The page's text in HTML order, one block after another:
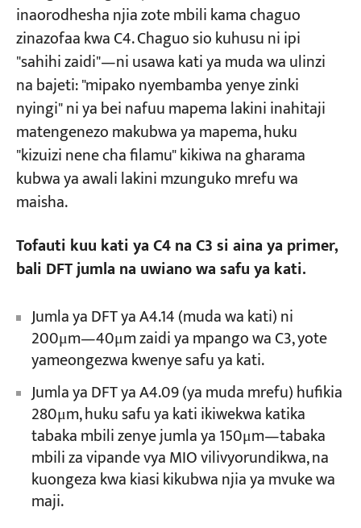
inaorodhesha njia zote mbili kama chaguo
zinazofaa kwa C4. Chaguo sio kuhusu ni ipi
"sahihi zaidi"—ni usawa kati ya muda wa ulinzi
na bajeti: "mipako nyembamba yenye zinki
nyingi" ni ya bei nafuu mapema lakini inahitaji
matengenezo makubwa ya mapema, huku
"kizuizi nene cha filamu" kikiwa na gharama
kubwa ya awali lakini mzunguko mrefu wa
maisha.
Tofauti kuu kati ya C4 na C3 si aina ya primer,
bali DFT jumla na uwiano wa safu ya kati.
Jumla ya DFT ya A4.14 (muda wa kati) ni
200μm—40μm zaidi ya mpango wa C3, yote
yameongezwa kwenye safu ya kati.
Jumla ya DFT ya A4.09 (ya muda mrefu) hufikia
280μm, huku safu ya kati ikiwekwa katika
tabaka mbili zenye jumla ya 150μm—tabaka
mbili za vipande vya MIO vilivyorundikwa, na
kuongeza kwa kiasi kikubwa njia ya mvuke wa
maji.